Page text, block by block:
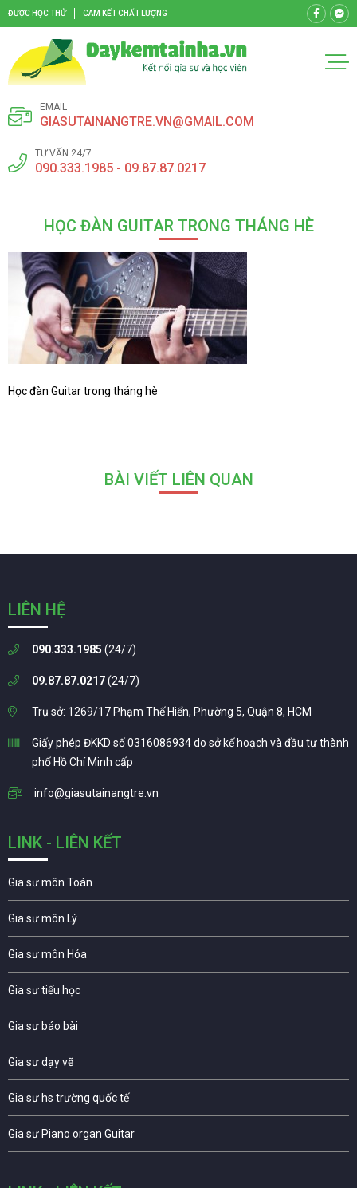
ĐƯỢC HỌC THỬ CAM KẾT CHẤT LƯỢNG
EMAIL
GIASUTAINANGTRE.VN@GMAIL.COM
TƯ VẤN 24/7
090.333.1985 - 09.87.87.0217
HỌC ĐÀN GUITAR TRONG THÁNG HÈ
Học đàn Guitar trong tháng hè
BÀI VIẾT LIÊN QUAN
LIÊN HỆ
090.333.1985 (24/7)
09.87.87.0217(24/7)
Trụ sở: 1269/17 Phạm Thế Hiển, Phường 5, Quận 8, HCM
Giấy phép ĐKKD số 0316086934 do sở kế hoạch và đầu tư thành
phố Hồ Chí Minh cấp
info@giasutainangtre.vn
LINK - LIÊN KẾT
Gia sư môn Toán
Gia sư môn Lý
Gia sư môn Hóa
Gia sư tiểu học
Gia sư báo bài
Gia sư dạy vẽ
Gia sư hs trường quốc tế
Gia sư Piano organ Guitar